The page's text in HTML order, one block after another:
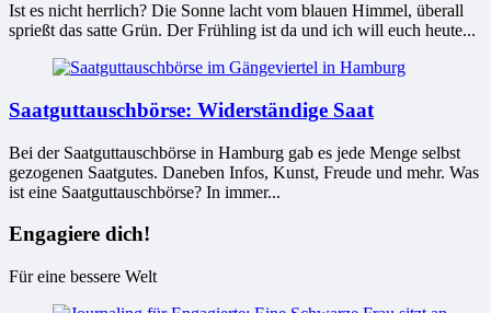
Ist es nicht herrlich? Die Sonne lacht vom blauen Himmel, überall
sprießt das satte Grün. Der Frühling ist da und ich will euch heute...
Saatguttauschbörse: Widerständige Saat
Bei der Saatguttauschbörse in Hamburg gab es jede Menge selbst
gezogenen Saatgutes. Daneben Infos, Kunst, Freude und mehr. Was
ist eine Saatguttauschbörse? In immer...
Engagiere dich!
Für eine bessere Welt